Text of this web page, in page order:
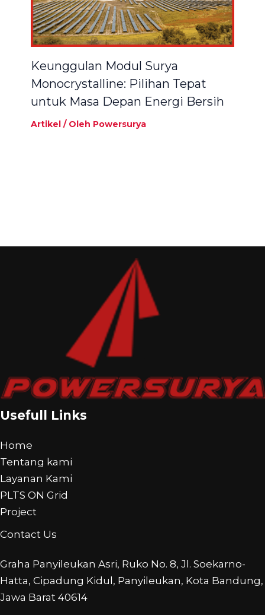
Keunggulan Modul Surya
Monocrystalline: Pilihan Tepat
untuk Masa Depan Energi Bersih
Artikel/ Oleh Powersurya
Usefull Links
Home
Tentang kami
Layanan Kami
PLTS ON Grid
Project
Contact Us
Graha Panyileukan Asri, Ruko No. 8, Jl. Soekarno-
Hatta, Cipadung Kidul, Panyileukan, Kota Bandung,
Jawa Barat 40614